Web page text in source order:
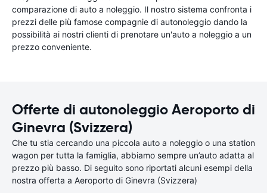
comparazione di auto a noleggio. Il nostro sistema confronta i
prezzi delle più famose compagnie di autonoleggio dando la
possibilità ai nostri clienti di prenotare un'auto a noleggio a un
prezzo conveniente.
Offerte di autonoleggio Aeroporto di
Ginevra (Svizzera)
Che tu stia cercando una piccola auto a noleggio o una station
wagon per tutta la famiglia, abbiamo sempre un’auto adatta al
prezzo più basso. Di seguito sono riportati alcuni esempi della
nostra offerta a Aeroporto di Ginevra (Svizzera)